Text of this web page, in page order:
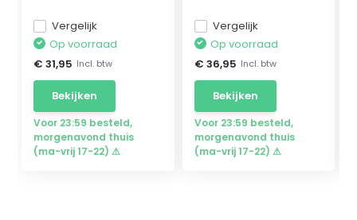
Vergelijk
Op voorraad
€ 31,95 Incl. btw
Bekijken
Voor 23:59 besteld,
morgenavond thuis
(ma-vrij 17-22) ⚠
Vergelijk
Op voorraad
€ 36,95 Incl. btw
Bekijken
Voor 23:59 besteld,
morgenavond thuis
(ma-vrij 17-22) ⚠